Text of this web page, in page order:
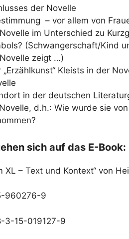
der Novelle
– vor allem von
im Unterschied zu
(Schwangerschaft/Kind
zeigt …)
Kleists in der
in der deutschen
d.h.: Wie wurde sie
sich auf das E-Book:
XL – Text und Kontext“ von
960276-9
3-15-019127-9